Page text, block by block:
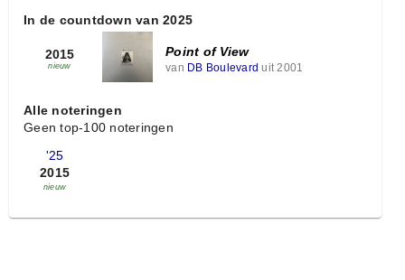
In de countdown van 2025
2015
nieuw
Point of View
van DB Boulevard uit 2001
Alle noteringen
Geen top-100 noteringen
'25
2015
nieuw